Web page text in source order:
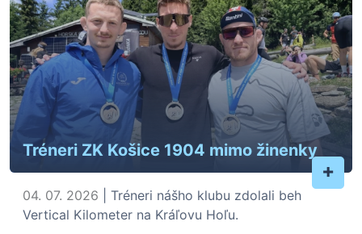
Tréneri ZK Košice 1904 mimo žinenky
+
04. 07. 2026 | Tréneri nášho klubu zdolali beh
Vertical Kilometer na Kráľovu Hoľu.